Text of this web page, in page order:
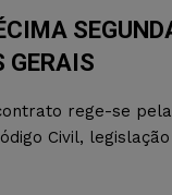
GERAIS
rege-se
Civil,